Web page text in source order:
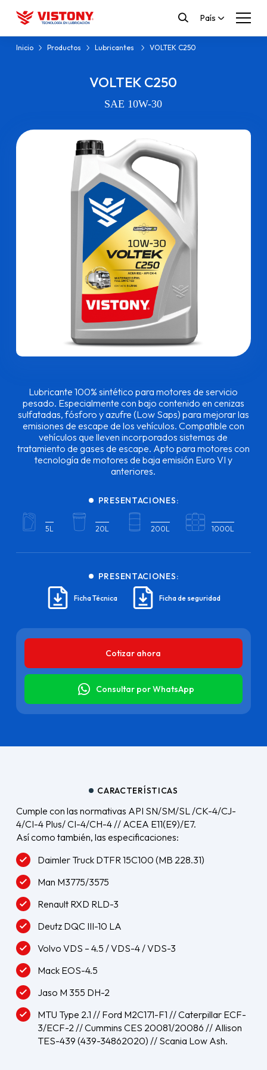
País
Inicio Productos Lubricantes VOLTEK C250
VOLTEK C250
SAE 10W-30
Lubricante 100% sintético para motores de servicio
pesado. Especialmente con bajo contenido en cenizas
sulfatadas, fósforo y azufre (Low Saps) para mejorar las
emisiones de escape de los vehículos. Compatible con
vehículos que lleven incorporados sistemas de
tratamiento de gases de escape. Apto para motores con
tecnología de motores de baja emisión Euro VI y
anteriores.
PRESENTACIONES:
5L 20L 200L 1000L
PRESENTACIONES:
Ficha Técnica Ficha de seguridad
Cotizar ahora
Consultar por WhatsApp
CARACTERÍSTICAS
Cumple con las normativas API SN/SM/SL /CK-4/CJ-
4/CI-4 Plus/ CI-4/CH-4 // ACEA E11(E9)/E7.
Así como también, las especificaciones:
Daimler Truck DTFR 15C100 (MB 228.31)
Man M3775/3575
Renault RXD RLD-3
Deutz DQC III-10 LA
Volvo VDS – 4.5 / VDS-4 / VDS-3
Mack EOS-4.5
Jaso M 355 DH-2
MTU Type 2.1 // Ford M2C171-F1 // Caterpillar ECF-
3/ECF-2 // Cummins CES 20081/20086 // Allison
TES-439 (439-34862020) // Scania Low Ash.